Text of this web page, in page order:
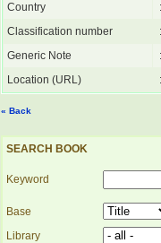
Country
:
Classification number
:
Generic Note
:
Location (URL)
:
« Back
SEARCH BOOK
Keyword
Base
Library